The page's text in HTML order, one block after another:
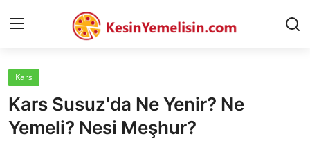
AnaSayfa
Gizlilik Sözleşmesi
Kars
Kars Susuz'da Ne Yenir? Ne
Yemeli? Nesi Meşhur?